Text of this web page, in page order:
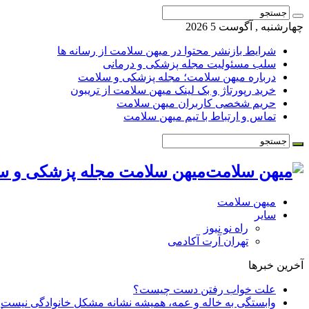
چهارشنبه , آگوست 5 2026
شرایط بازنشر محتوا در میهن سلامت از رسانه ها
سلب مسئولیت مجله پزشکی و درمانی
درباره میهن سلامت؛ مجله پزشکی و سلامت
خرید رپورتاژ و بک لینک میهن سلامت از تریبون
حریم شخصی کاربران میهن سلامت
تماس و ارتباط با تیم میهن سلامت
میهن سلامت مجله پزشکی و
میهن سلامت
سایر
راه نو نیوز
تهران آرت آکادمی
آخرین خبرها
علت خواب رفتن دست چیست؟
وابستگی به خاله و عمه، همیشه نشانه مشکل خانوادگی نیست